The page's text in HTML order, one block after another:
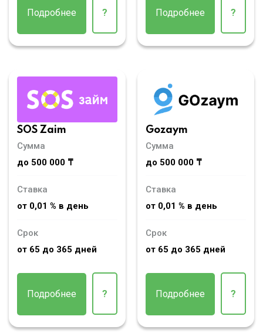
Подробнее ? Подробнее ?
SOS Zaim
Сумма
до 500 000 ₸
Ставка
от 0,01 % в день
Срок
от 65 до 365 дней
Подробнее ?
Gozaym
Сумма
до 500 000 ₸
Ставка
от 0,01 % в день
Срок
от 65 до 365 дней
Подробнее ?